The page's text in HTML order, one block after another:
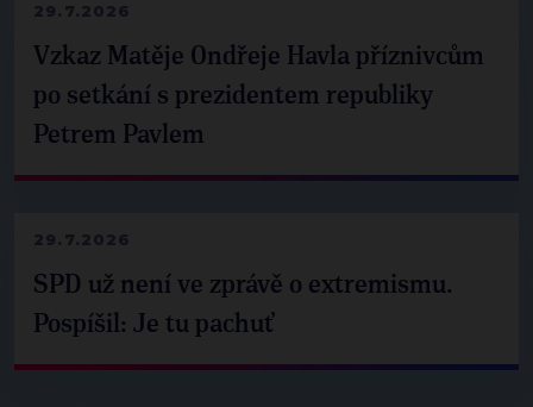
29.7.2026
Vzkaz Matěje Ondřeje Havla příznivcům
po setkání s prezidentem republiky
Petrem Pavlem
29.7.2026
SPD už není ve zprávě o extremismu.
Pospíšil: Je tu pachuť